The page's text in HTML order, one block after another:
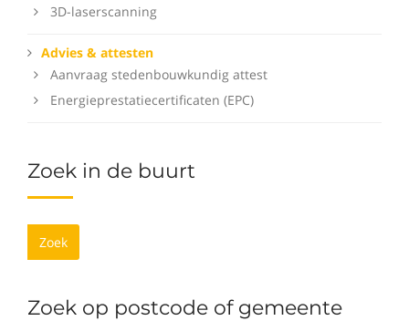
3D-laserscanning
Advies & attesten
Aanvraag stedenbouwkundig attest
Energieprestatiecertificaten (EPC)
Zoek in de buurt
Zoek
Zoek op postcode of gemeente